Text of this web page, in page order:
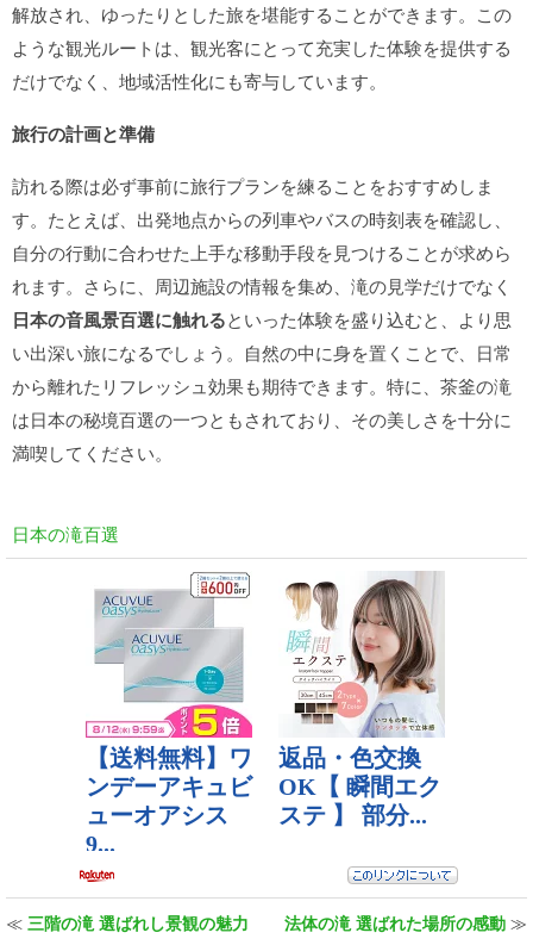
解放され、ゆったりとした旅を堪能することができます。この
ような観光ルートは、観光客にとって充実した体験を提供する
だけでなく、地域活性化にも寄与しています。
旅行の計画と準備
訪れる際は必ず事前に旅行プランを練ることをおすすめしま
す。たとえば、出発地点からの列車やバスの時刻表を確認し、
自分の行動に合わせた上手な移動手段を見つけることが求めら
れます。さらに、周辺施設の情報を集め、滝の見学だけでなく
日本の音風景百選に触れるといった体験を盛り込むと、より思
い出深い旅になるでしょう。自然の中に身を置くことで、日常
から離れたリフレッシュ効果も期待できます。特に、茶釜の滝
は日本の秘境百選の一つともされており、その美しさを十分に
満喫してください。
日本の滝百選
≪ 三階の滝 選ばれし景観の魅力 法体の滝 選ばれた場所の感動 ≫